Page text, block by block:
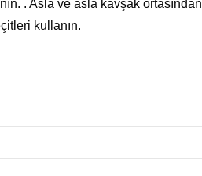
. Asla ve asla kavşak ortasından
kullanın.